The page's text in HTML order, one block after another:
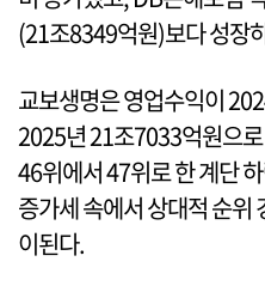
(21조8349억원)보다 성장
교보생명은 영업수익이
2025년 21조7033억원으
46위에서 47위로 한 계단
증가세 속에서 상대적 순위
이된다.